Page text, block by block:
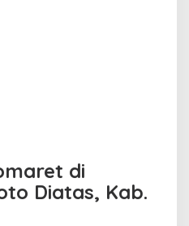
di
Diatas, Kab.